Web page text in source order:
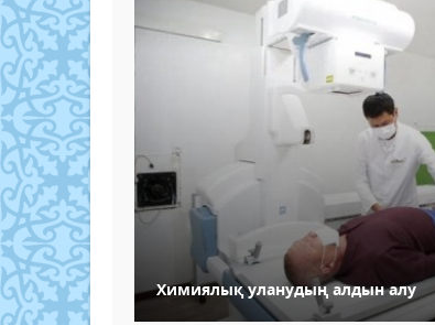
Химиялық уланудың алдын алу